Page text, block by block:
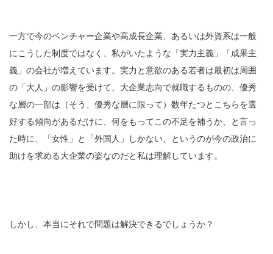
一方で今のベンチャー企業や高成長企業、あるいは外資系は一般
にこうした制度ではなく、私がいたような「実力主義」「成果主
義」の会社が増えています。実力と意欲のある若者は最初は周囲
の「大人」の影響を受けて、大企業志向で就職するものの、優秀
な層の一部は（そう、優秀な層に限って）数年たつとこちらを選
好する傾向があるだけに、何をもってこの不足を補うか、と言っ
た時に、「女性」と「外国人」しかない、というのが今の政治に
助けを求める大企業の姿なのだと私は理解しています。
しかし、本当にそれで問題は解決できるでしょうか？